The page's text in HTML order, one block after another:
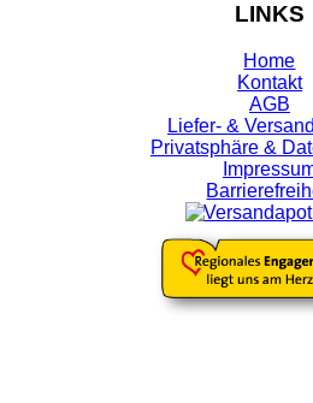
LINKS
Home
Kontakt
AGB
Liefer- &
Privatsphäre &